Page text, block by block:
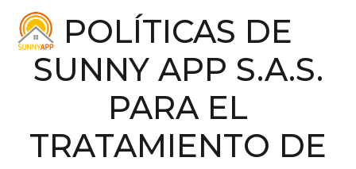
POLÍTICAS DE
SUNNY APP S.A.S.
PARA EL
TRATAMIENTO DE